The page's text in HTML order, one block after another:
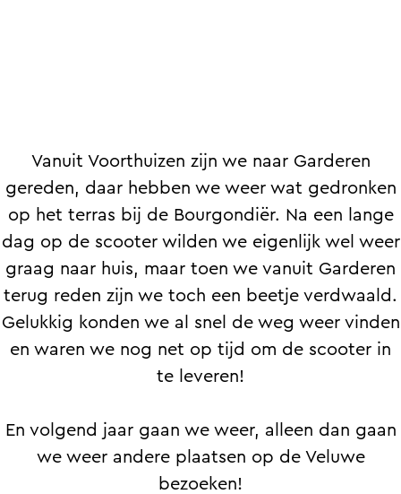
Vanuit Voorthuizen zijn we naar Garderen
gereden, daar hebben we weer wat gedronken
op het terras bij de Bourgondiër. Na een lange
dag op de scooter wilden we eigenlijk wel weer
graag naar huis, maar toen we vanuit Garderen
terug reden zijn we toch een beetje verdwaald.
Gelukkig konden we al snel de weg weer vinden
en waren we nog net op tijd om de scooter in
te leveren!
En volgend jaar gaan we weer, alleen dan gaan
we weer andere plaatsen op de Veluwe
bezoeken!